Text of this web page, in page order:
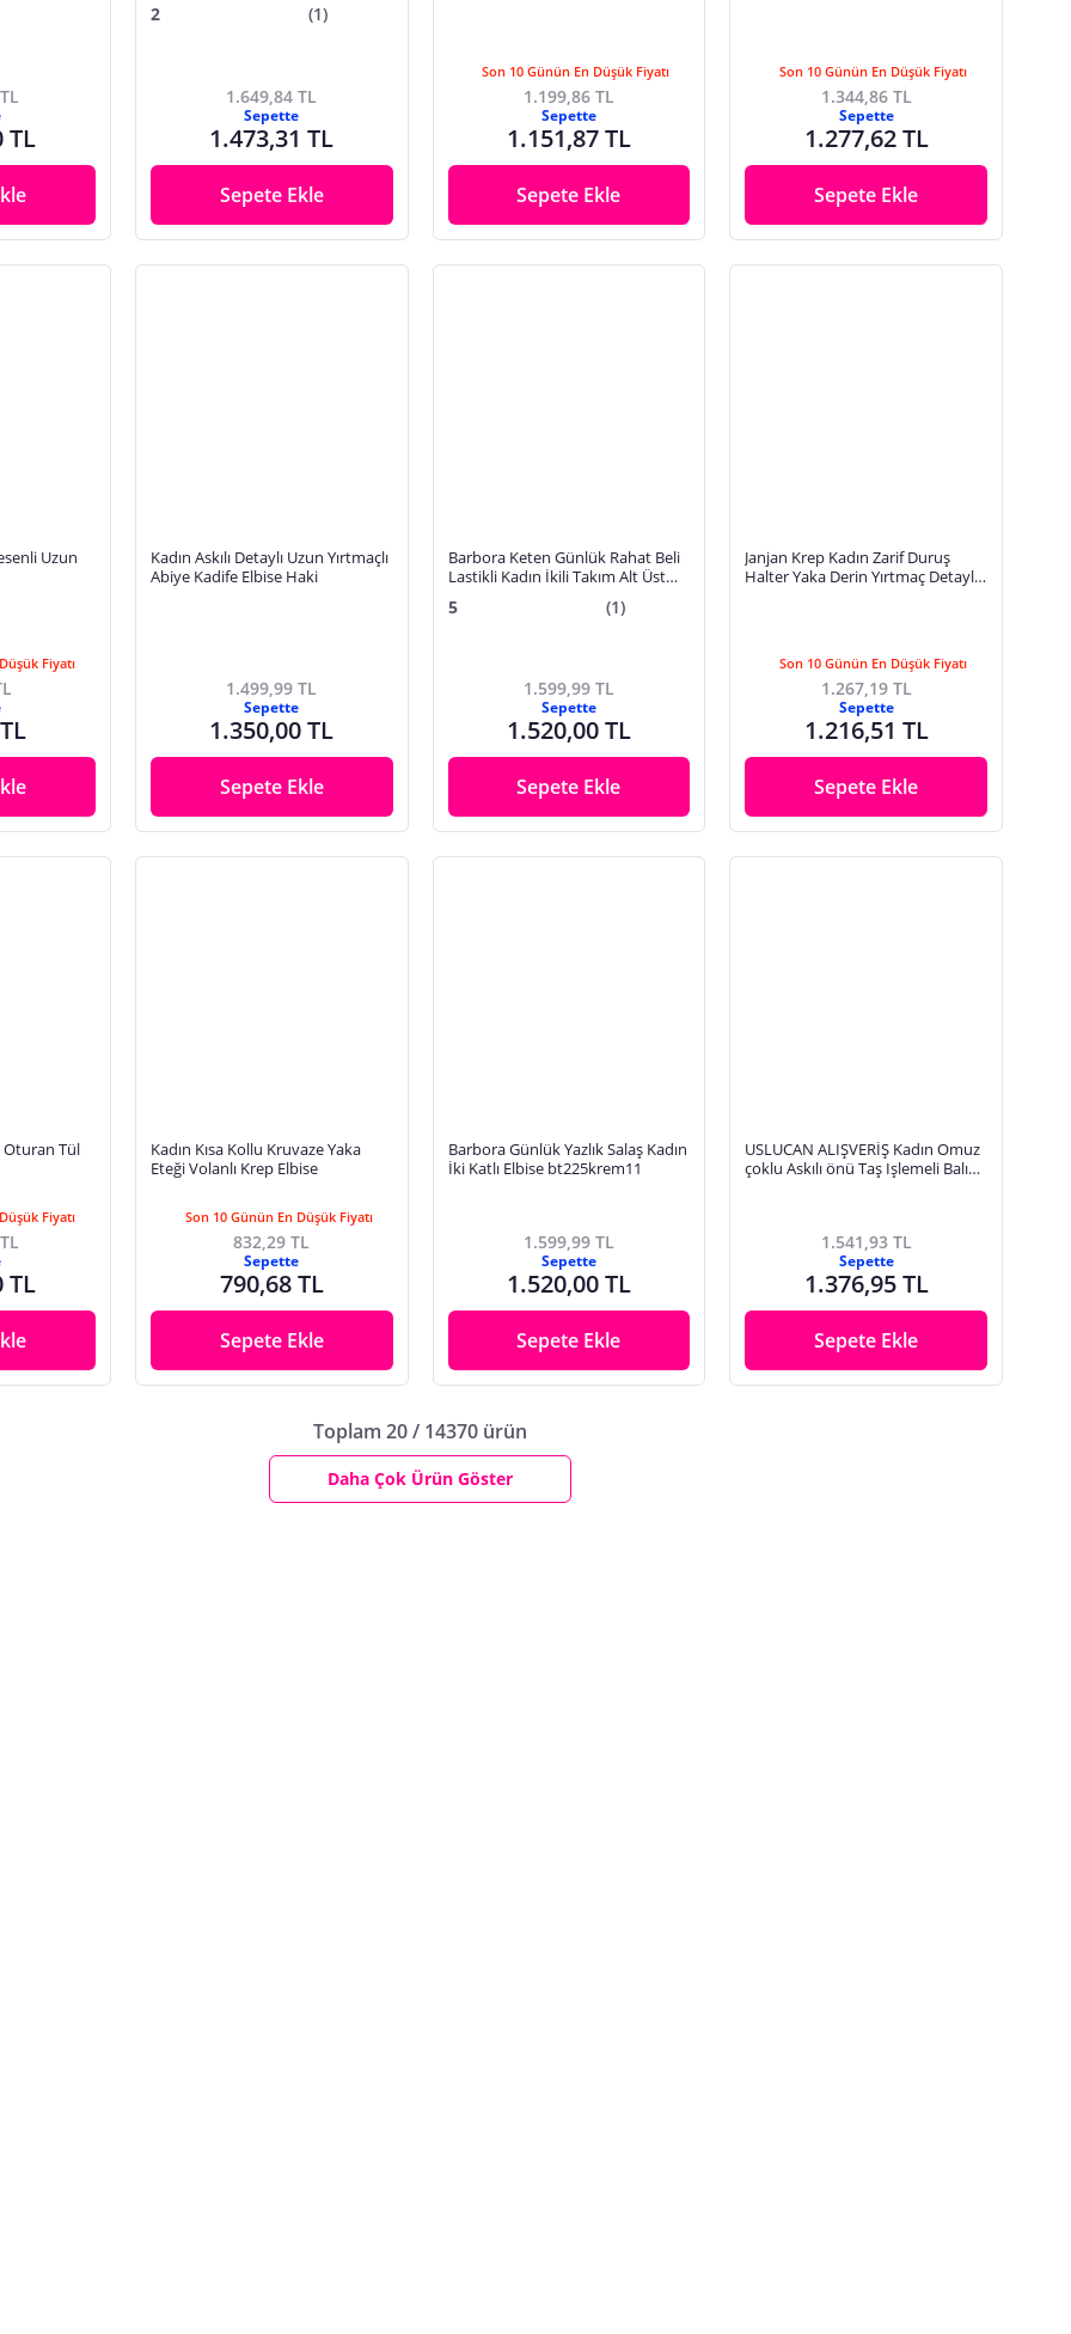
TL
2 (1)
1.649,84 TL
Sepette
1.473,31 TL
Sepete Ekle
Son 10 Günün En Düşük Fiyatı
1.199,86 TL
Sepette
1.151,87 TL
Sepete Ekle
Son 10 Günün En Düşük Fiyatı
1.344,86 TL
Sepette
1.277,62 TL
Sepete Ekle
Uzun
Fiyatı
Kadın Askılı Detaylı Uzun Yırtmaçlı
Abiye Kadife Elbise Haki
1.499,99 TL
Sepette
1.350,00 TL
Sepete Ekle
Barbora Keten Günlük Rahat Beli
Lastikli Kadın İkili Takım Alt Üst
5 (1)
1.599,99 TL
Sepette
1.520,00 TL
Sepete Ekle
Janjan Krep Kadın Zarif Duruş
Halter Yaka Derin Yırtmaç Detaylı
Son 10 Günün En Düşük Fiyatı
1.267,19 TL
Sepette
1.216,51 TL
Sepete Ekle
Oturan Tül
Fiyatı
TL
Kadın Kısa Kollu Kruvaze Yaka
Eteği Volanlı Krep Elbise
Son 10 Günün En Düşük Fiyatı
832,29 TL
Sepette
790,68 TL
Sepete Ekle
Barbora Günlük Yazlık Salaş Kadın
İki Katlı Elbise bt225krem11
1.599,99 TL
Sepette
1.520,00 TL
Sepete Ekle
USLUCAN ALIŞVERİŞ Kadın Omuz
çoklu Askılı önü Taş Işlemeli Balık
1.541,93 TL
Sepette
1.376,95 TL
Sepete Ekle
Toplam 20 / 14370 ürün
Daha Çok Ürün Göster